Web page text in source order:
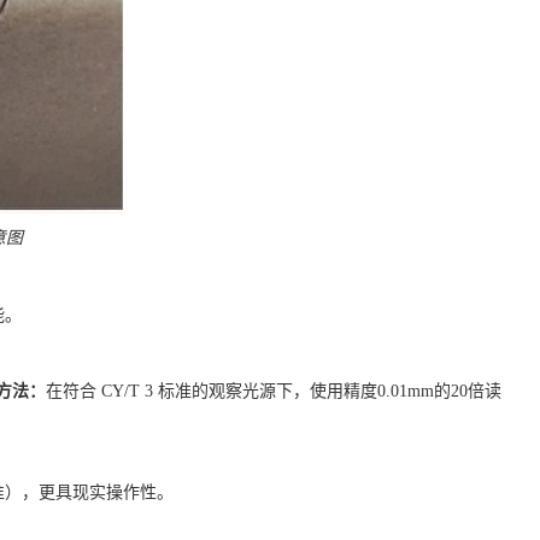
图
法： 在符合 CY/T 3 标准的观察光源下，使用精度0.01mm的20倍读
，更具现实操作性。